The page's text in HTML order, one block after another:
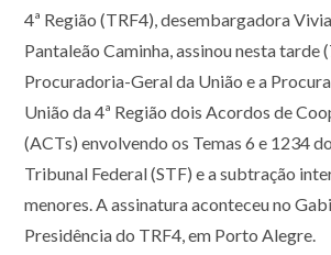
4ª Região (TRF4), desembargadora
Pantaleão Caminha, assinou nesta tarde
Procuradoria-Geral da União e a
União da 4ª Região dois Acordos de
(ACTs) envolvendo os Temas 6 e 1234
Tribunal Federal (STF) e a subtração
menores. A assinatura aconteceu no
Presidência do TRF4, em Porto Alegre.